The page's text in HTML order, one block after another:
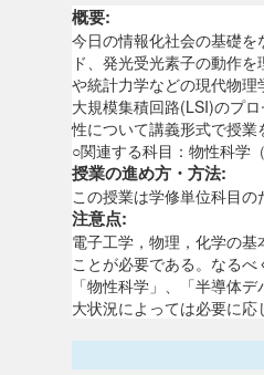
概要:
今日の情報化社会の基礎
ド、発光受光素子の動作
や統計力学などの現代物
大規模集積回路(LSI)のプ
性について講義形式で授業
○関連する科目：物性科学
授業の進め方・方法:
この授業は学修単位科目
注意点:
電子工学，物理，化学の
ことが必要である。なる
「物性科学」、「半導体
大状況によっては必要に